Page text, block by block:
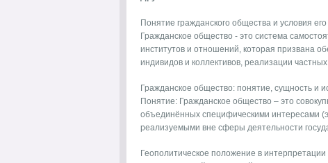
Понятие гражданского общества и условия
Гражданское общество - это система
институтов и отношений, которая призвана
индивидов и коллективов, реализации
Гражданское общество: понятие, сущность и
Понятие: Гражданское общество – это
объединённых специфическими интересами
реализуемыми вне сферы деятельности
Геополитическое положение в